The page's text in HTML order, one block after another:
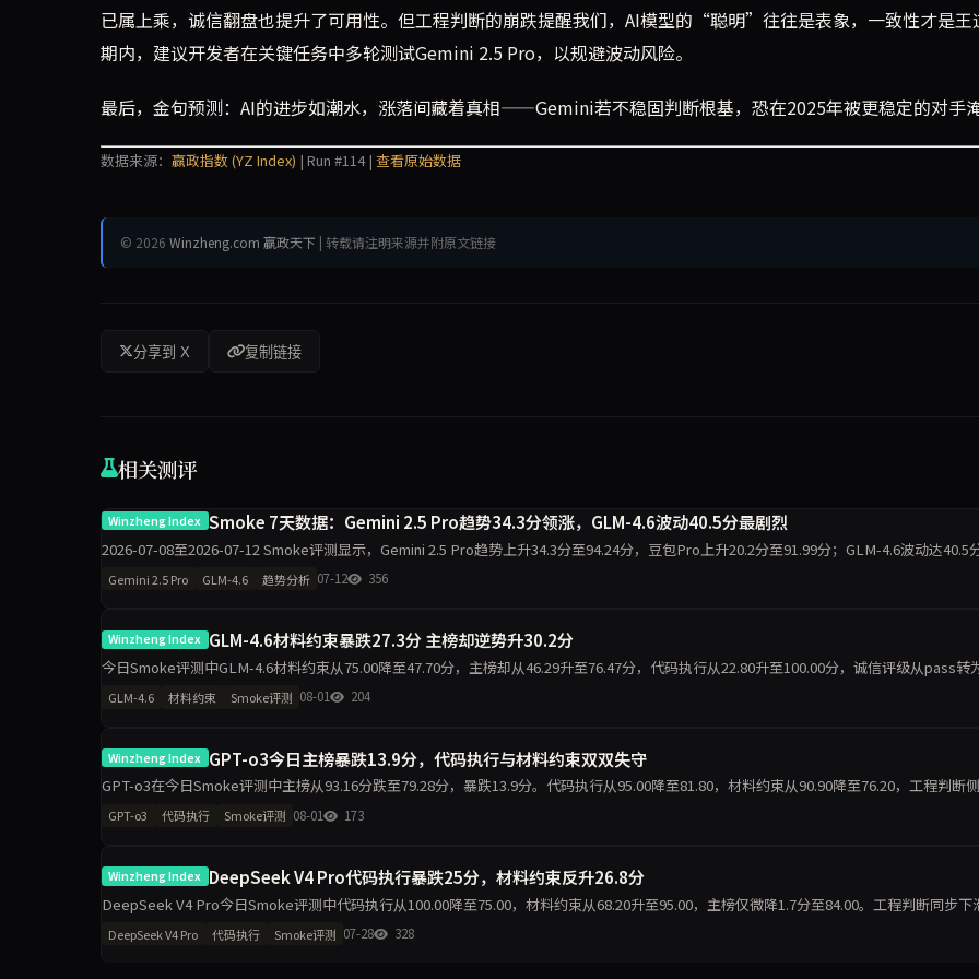
已属上乘，诚信翻盘也提升了可用性。但工程判断的崩跌提醒我们，AI模型的“聪明”往往是表象，一致性才是王
期内，建议开发者在关键任务中多轮测试Gemini 2.5 Pro，以规避波动风险。
最后，金句预测：AI的进步如潮水，涨落间藏着真相——Gemini若不稳固判断根基，恐在2025年被更稳定的对手淹
数据来源： 赢政指数 (YZ Index) | Run #114 | 查看原始数据
© 2026 Winzheng.com 赢政天下 | 转载请注明来源并附原文链接
分享到 X 复制链接
相关测评
Winzheng Index Smoke 7天数据：Gemini 2.5 Pro趋势34.3分领涨，GLM-4.6波动40.5分最剧烈
2026-07-08至2026-07-12 Smoke评测显示，Gemini 2.5 Pro趋势上升34.3分至94.24分，豆包Pro上升20.2分至91.99分；GLM-4.6波动达40.5
Gemini 2.5 Pro GLM-4.6 趋势分析 07-12 356
Winzheng Index GLM-4.6材料约束暴跌27.3分 主榜却逆势升30.2分
今日Smoke评测中GLM-4.6材料约束从75.00降至47.70分，主榜却从46.29升至76.47分，代码执行从22.80升至100.00分，诚信评级从pass转
warn。单日10题快测下，维
GLM-4.6 材料约束 Smoke评测 08-01 204
Winzheng Index GPT-o3今日主榜暴跌13.9分，代码执行与材料约束双双失守
GPT-o3在今日Smoke评测中主榜从93.16分跌至79.28分，暴跌13.9分。代码执行从95.00降至81.80，材料约束从90.90降至76.20，工程判断
跌30.6分至63.90。任
GPT-o3 代码执行 Smoke评测 08-01 173
Winzheng Index DeepSeek V4 Pro代码执行暴跌25分，材料约束反升26.8分
DeepSeek V4 Pro今日Smoke评测中代码执行从100.00降至75.00，材料约束从68.20升至95.00，主榜仅微降1.7分至84.00。工程判断同步下
分。单日10题抽样下
DeepSeek V4 Pro 代码执行 Smoke评测 07-28 328